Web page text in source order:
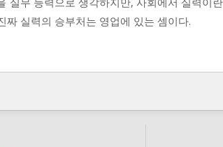
짜 실력의 승부처는 영업에 있는 셈이다.